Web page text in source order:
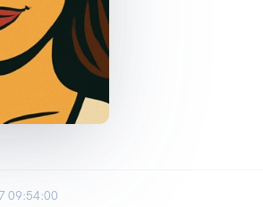
09:54:00